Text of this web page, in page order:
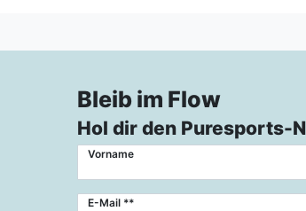
Bleib im Flow
Hol dir den Puresports-
Vorname
E-Mail **
Newsletter